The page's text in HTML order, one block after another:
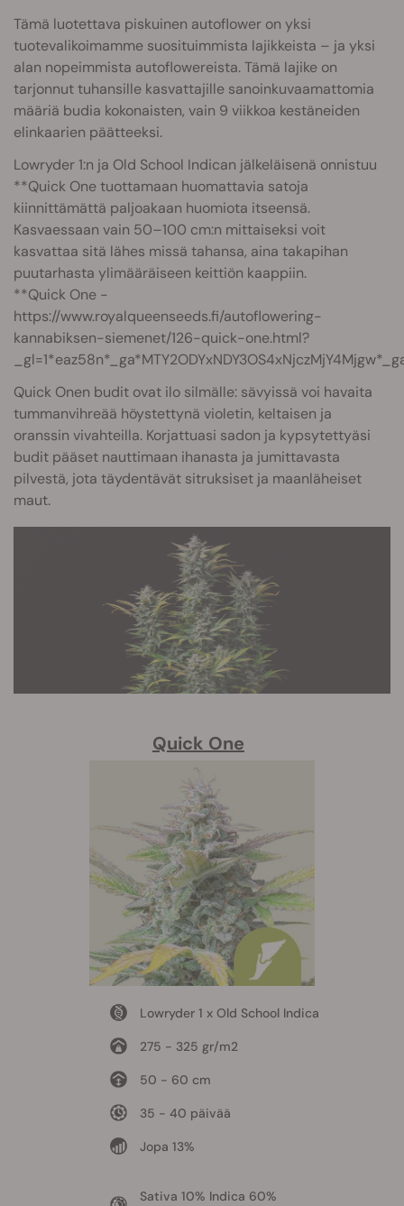
Tämä luotettava piskuinen autoflower on yksi
tuotevalikoimamme suosituimmista lajikkeista – ja yksi
alan nopeimmista autoflowereista. Tämä lajike on
tarjonnut tuhansille kasvattajille sanoinkuvaamattomia
määriä budia kokonaisten, vain 9 viikkoa kestäneiden
elinkaarien päätteeksi.
Lowryder 1:n ja Old School Indican jälkeläisenä onnistuu
**Quick One tuottamaan huomattavia satoja
kiinnittämättä paljoakaan huomiota itseensä.
Kasvaessaan vain 50–100 cm:n mittaiseksi voit
kasvattaa sitä lähes missä tahansa, aina takapihan
puutarhasta ylimääräiseen keittiön kaappiin.
**Quick One -
https://www.royalqueenseeds.fi/autoflowering-
kannabiksen-siemenet/126-quick-one.html?
Quick Onen budit ovat ilo silmälle: sävyissä voi havaita
tummanvihreää höystettynä violetin, keltaisen ja
oranssin vivahteilla. Korjattuasi sadon ja kypsytettyäsi
budit pääset nauttimaan ihanasta ja jumittavasta
pilvestä, jota täydentävät sitruksiset ja maanläheiset
maut.
Quick One
Lowryder 1 x Old School Indica
275 - 325 gr/m2
50 - 60 cm
35 - 40 päivää
Jopa 13%
Sativa 10% Indica 60%